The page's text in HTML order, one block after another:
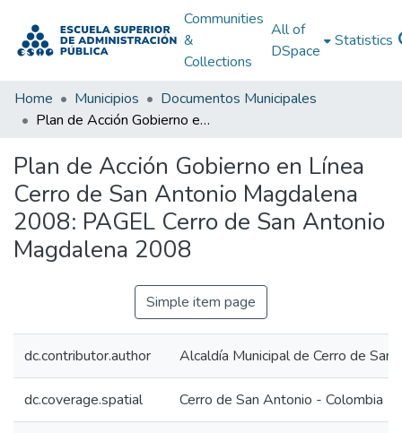
Communities
&
Collections
All of
DSpace
Statistics
Home Municipios
Documentos Municipales
Plan de Acción Gobierno en Línea Cerro de San Antonio Magdalena 2008: PAGEL Cerro de San Antonio Magdalena 2008
Plan de Acción Gobierno en Línea
Cerro de San Antonio Magdalena
2008: PAGEL Cerro de San Antonio
Magdalena 2008
Simple item page
dc.contributor.author Alcaldía Municipal de Cerro de San
dc.coverage.spatial Cerro de San Antonio - Colombia